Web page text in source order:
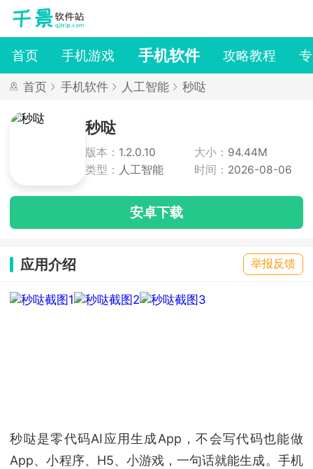
首页 手机游戏 手机软件 攻略教程
首页 手机软件 人工智能 秒哒
秒哒
版本： 1.2.0.10 大小： 94.44M
类型： 人工智能 时间： 2026-08-06
安卓下载
应用介绍 举报反馈
秒哒是零代码AI应用生成App，不会写代码也能做
App、小程序、H5、小游戏，一句话就能生成。手机